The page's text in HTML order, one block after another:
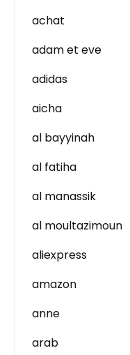
achat
adam et eve
adidas
aicha
al bayyinah
al fatiha
al manassik
al moultazimoun
aliexpress
amazon
anne
arab